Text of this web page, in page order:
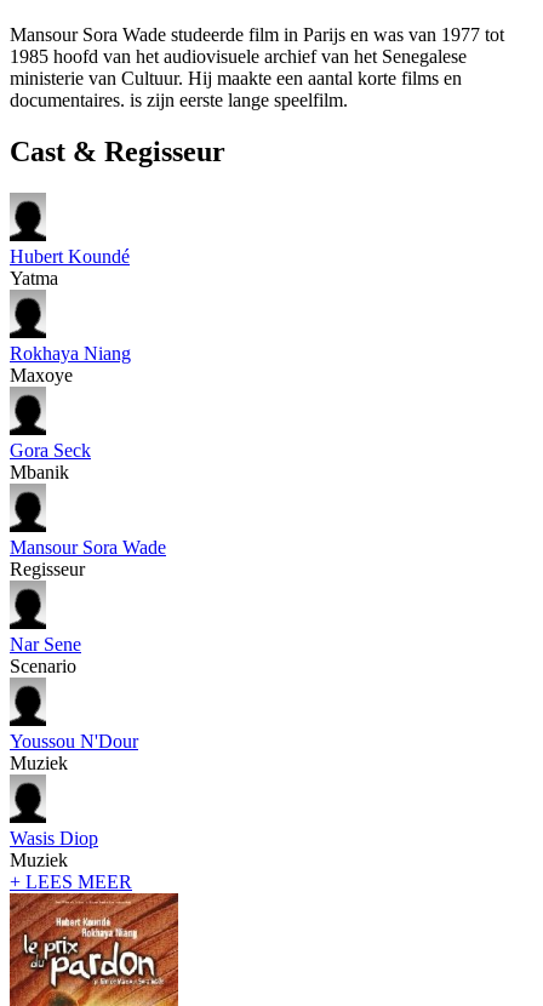
Mansour Sora Wade studeerde film in Parijs en was van 1977 tot
1985 hoofd van het audiovisuele archief van het Senegalese
ministerie van Cultuur. Hij maakte een aantal korte films en
documentaires. is zijn eerste lange speelfilm.
Cast & Regisseur
Hubert Koundé
Yatma
Rokhaya Niang
Maxoye
Gora Seck
Mbanik
Mansour Sora Wade
Regisseur
Nar Sene
Scenario
Youssou N'Dour
Muziek
Wasis Diop
Muziek
+ LEES MEER